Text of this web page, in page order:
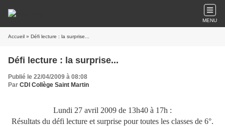
MENU
Accueil » Défi lecture : la surprise...
Défi lecture : la surprise...
Publié le 22/04/2009 à 08:08
Par CDI Collège Saint Martin
Lundi 27 avril 2009 de 13h40 à 17h :
Résultats du défi lecture et surprise pour toutes les classes de 6°.